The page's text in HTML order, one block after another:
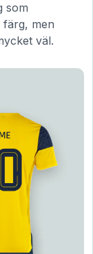
som
men
väl.